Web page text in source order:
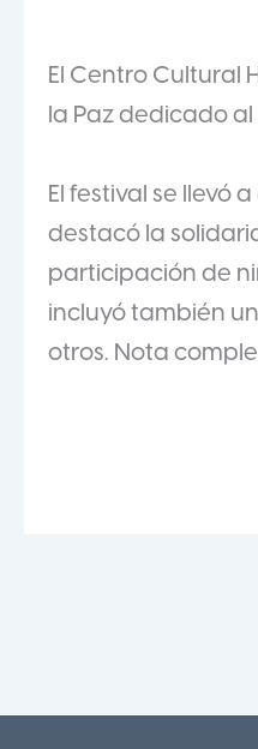
El Centro Cultural
la Paz dedicado
El festival se llevó
destacó la
participación de
incluyó también
otros. Nota